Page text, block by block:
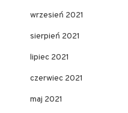
wrzesień 2021
sierpień 2021
lipiec 2021
czerwiec 2021
maj 2021